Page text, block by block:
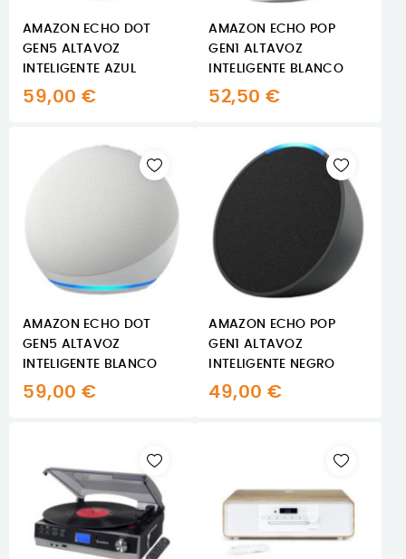
AMAZON ECHO DOT
GEN5 ALTAVOZ
INTELIGENTE AZUL
59,00 €
AMAZON ECHO POP
GEN1 ALTAVOZ
INTELIGENTE BLANCO
52,50 €
AMAZON ECHO DOT
GEN5 ALTAVOZ
INTELIGENTE BLANCO
59,00 €
AMAZON ECHO POP
GEN1 ALTAVOZ
INTELIGENTE NEGRO
49,00 €